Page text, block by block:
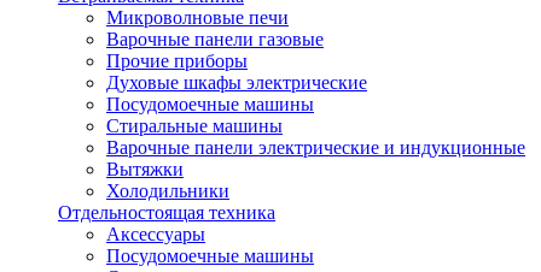
Микроволновые печи
Варочные панели газовые
Прочие приборы
Духовые шкафы электрические
Посудомоечные машины
Стиральные машины
Варочные панели электрические и индукционные
Вытяжки
Холодильники
Отдельностоящая техника
Аксессуары
Посудомоечные машины